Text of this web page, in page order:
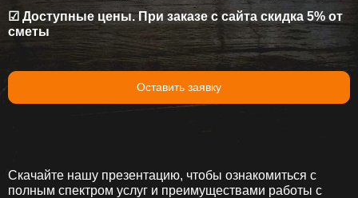
☑ Доступные цены. При заказе с сайта скидка 5% от
сметы
Оставить заявку
Скачайте нашу презентацию, чтобы ознакомиться с
полным спектром услуг и преимуществами работы с